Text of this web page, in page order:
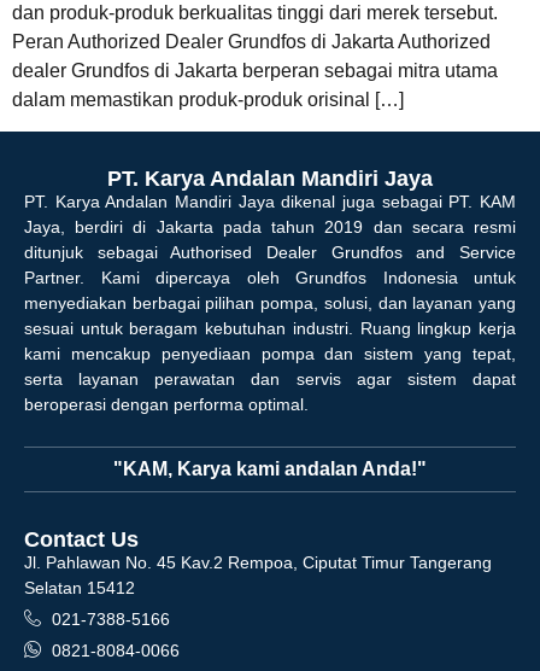
dan produk-produk berkualitas tinggi dari merek tersebut.
Peran Authorized Dealer Grundfos di Jakarta Authorized
dealer Grundfos di Jakarta berperan sebagai mitra utama
dalam memastikan produk-produk orisinal […]
PT. Karya Andalan Mandiri Jaya
PT. Karya Andalan Mandiri Jaya dikenal juga sebagai PT. KAM
Jaya, berdiri di Jakarta pada tahun 2019 dan secara resmi
ditunjuk sebagai Authorised Dealer Grundfos and Service
Partner. Kami dipercaya oleh Grundfos Indonesia untuk
menyediakan berbagai pilihan pompa, solusi, dan layanan yang
sesuai untuk beragam kebutuhan industri. Ruang lingkup kerja
kami mencakup penyediaan pompa dan sistem yang tepat,
serta layanan perawatan dan servis agar sistem dapat
beroperasi dengan performa optimal.
"KAM, Karya kami andalan Anda!"
Contact Us
Jl. Pahlawan No. 45 Kav.2 Rempoa, Ciputat Timur Tangerang
Selatan 15412
021-7388-5166
0821-8084-0066